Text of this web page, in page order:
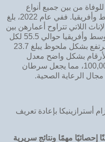
من بين جميع أنواع
السرطان في منطقة الشرق الأوسط وأفريقيا. ففي عام 2022، بلغ
اللاتي تتراوح أعمارهن بين
15 و74 عامًا في منطقة الشرق الأوسط وأفريقيا حوالي 55.5 لكل
100,000 نسمة، مع معدل وفيات مرتفع بشكل ملحوظ يبلغ 23.7
هذه الأرقام بشكل واضح معدل
الوفيات العالمي البالغ 16.1 لكل 100,000، مما يجعل سرطان
مجال الرعاية الصحية.
أسترازينيكا بإعادة تعريف
إحصائيًا مهمًا ونتائج سريرية